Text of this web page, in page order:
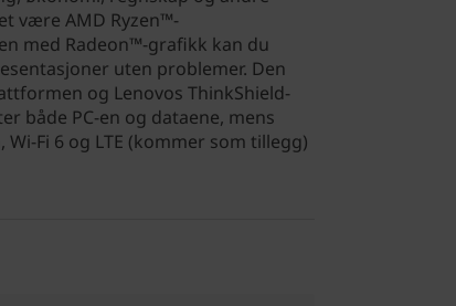
være AMD Ryzen™-
med Radeon™-grafikk kan du
uten problemer. Den
og Lenovos ThinkShield-
både PC-en og dataene, mens
Fi 6 og LTE (kommer som tillegg)